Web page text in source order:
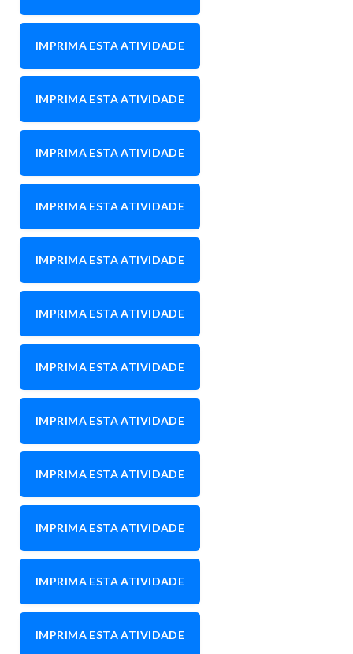
IMPRIMA ESTA ATIVIDADE
IMPRIMA ESTA ATIVIDADE
IMPRIMA ESTA ATIVIDADE
IMPRIMA ESTA ATIVIDADE
IMPRIMA ESTA ATIVIDADE
IMPRIMA ESTA ATIVIDADE
IMPRIMA ESTA ATIVIDADE
IMPRIMA ESTA ATIVIDADE
IMPRIMA ESTA ATIVIDADE
IMPRIMA ESTA ATIVIDADE
IMPRIMA ESTA ATIVIDADE
IMPRIMA ESTA ATIVIDADE